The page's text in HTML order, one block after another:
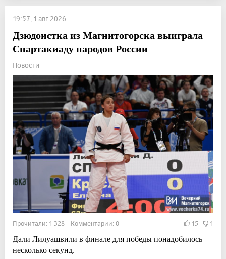
19:57, 1 авг 2026
Дзюдоистка из Магнитогорска выиграла
Спартакиаду народов России
Новости
Прочитали: 1 328 Комментарии: 0 15 1
Дали Лилуашвили в финале для победы понадобилось
несколько секунд.